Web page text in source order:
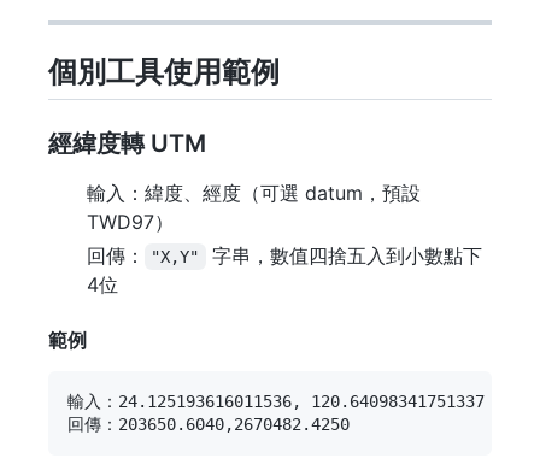
個別工具使用範例
經緯度轉 UTM
輸入：緯度、經度（可選 datum，預設
TWD97）
回傳：
"X,Y"
字串，數值四捨五入到小數點下
4位
範例
輸入：24.125193616011536, 120.64098341751337